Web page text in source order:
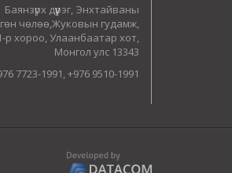
Баянзүрх дүүрэг, Энхтайваны
чөлөө,Жуковын гудамж,
р хороо, Улаанбаатар хот,
Монгол улс 13343
7723-1991, +976 9510-1991